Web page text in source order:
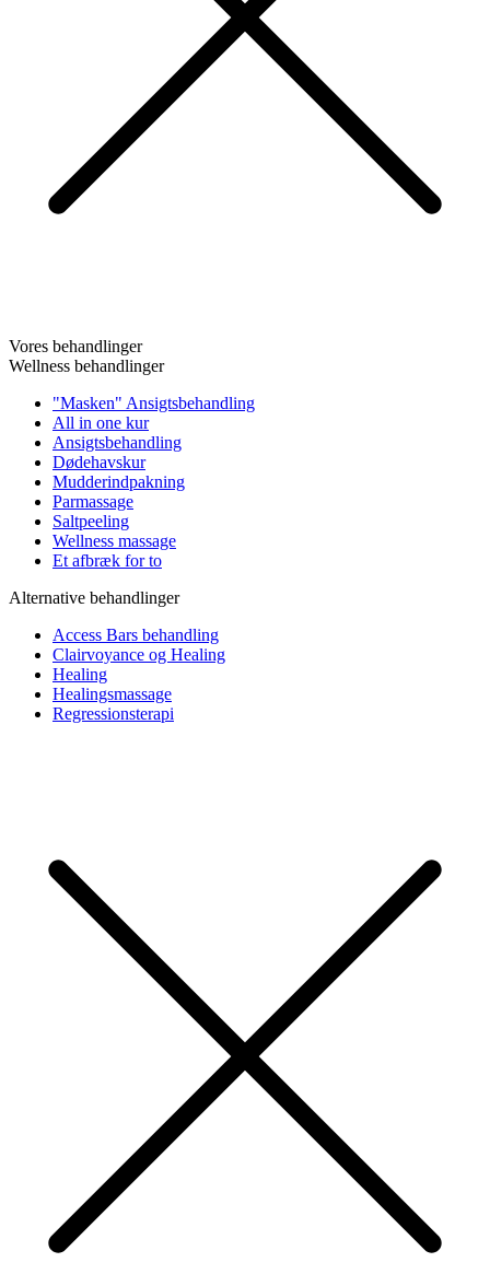
Vores behandlinger
Wellness behandlinger
"Masken" Ansigtsbehandling
All in one kur
Ansigtsbehandling
Dødehavskur
Mudderindpakning
Parmassage
Saltpeeling
Wellness massage
Et afbræk for to
Alternative behandlinger
Access Bars behandling
Clairvoyance og Healing
Healing
Healingsmassage
Regressionsterapi